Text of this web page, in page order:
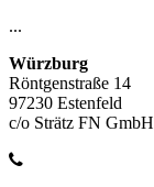
...
Würzburg
Röntgenstraße 14
97230 Estenfeld
c/o Strätz FN GmbH